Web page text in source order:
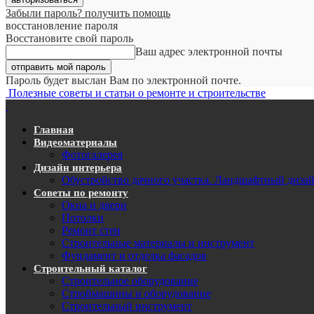
Забыли пароль? получить помощь
восстановление пароля
Восстановите свой пароль
Ваш адрес электронной почты
Пароль будет выслан Вам по электронной почте.
Полезные советы и статьи о ремонте и строительстве
Главная
Видеоматериалы
Фотогалерея
Дизайн интерьера
Обустройство дачного участка. Ландшафтный
Советы по ремонту
Окна и двери
Потолки
Ремонт стен
Строительные материалы и инструмент
Фундамент и отделка фасадов
Строительный каталог
Строительное оборудование
Строймашины и оборудование
Строительный инструмент